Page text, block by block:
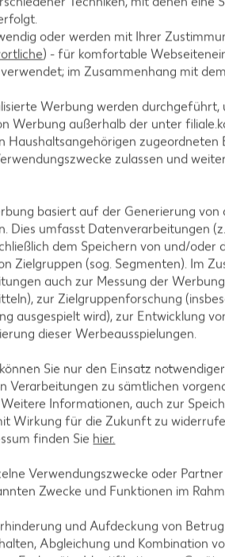
und nach Wunsch mit
Muffin-
Eis-Rezepte
Plätzchen-
oder werden mit Ihrer
) - für komfortable
im Zusammenhang mit
Werbung werden durchgeführt,
Werbung außerhalb der unter
Haushaltsangehörigen
zulassen und
basiert auf der Generierung
Dies umfasst Datenverarbeitungen
dem Speichern von und/
Zielgruppen (sog. Segmenten). Im
auch zur Messung der
zur Zielgruppenforschung
ausgespielt wird), zur Entwicklung
dieser Werbeausspielungen.
Sie nur den Einsatz
Verarbeitungen zu sämtlichen
Informationen, auch zur
Wirkung für die Zukunft zu
finden Sie hier.
Verwendungszwecke oder
Zwecke und Funktionen im
und Aufdeckung von
Abgleichung und Kombination